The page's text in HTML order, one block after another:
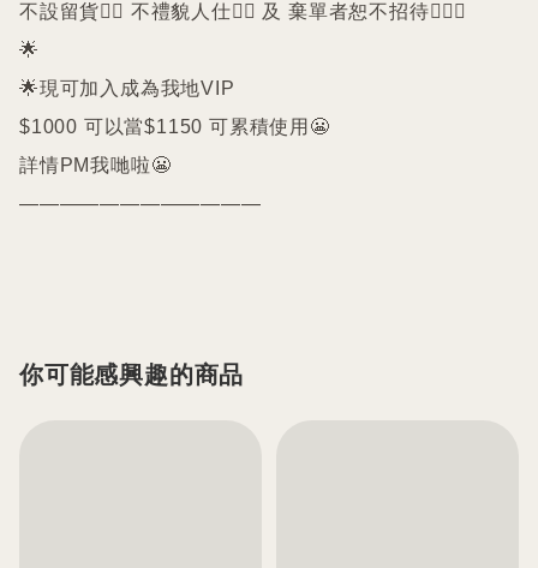
不設留貨🙅‍♀️ 不禮貌人仕🙅‍♀️ 及 棄單者恕不招待🙇🏻‍♀️
🌟
🌟現可加入成為我地VIP
$1000 可以當$1150 可累積使用😬
詳情PM我哋啦😬
————————————
你可能感興趣的商品